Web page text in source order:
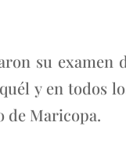
su examen
y en todos
de Maricopa.